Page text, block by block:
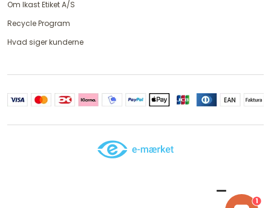
Om Ikast Etiket A/S
Recycle Program
Hvad siger kunderne
1